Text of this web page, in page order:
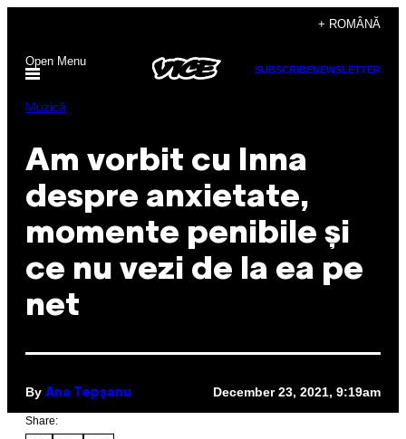
content
+ ROMÂNĂ
Open Menu
SUBSCRIBENEWSLETTER
Muzică
Am vorbit cu Inna
despre anxietate,
momente penibile și
ce nu vezi de la ea pe
net
By Ana Tepșanu December 23, 2021, 9:19am
Share: